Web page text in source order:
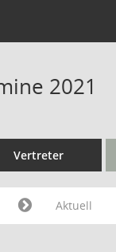
2021
Vertreter
Aktuell